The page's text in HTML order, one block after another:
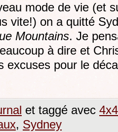
mode de vie (et
vite!) on a quitté
Mountains. Je
à dire et
excuses pour le
et taggé avec 4x4
, Sydney